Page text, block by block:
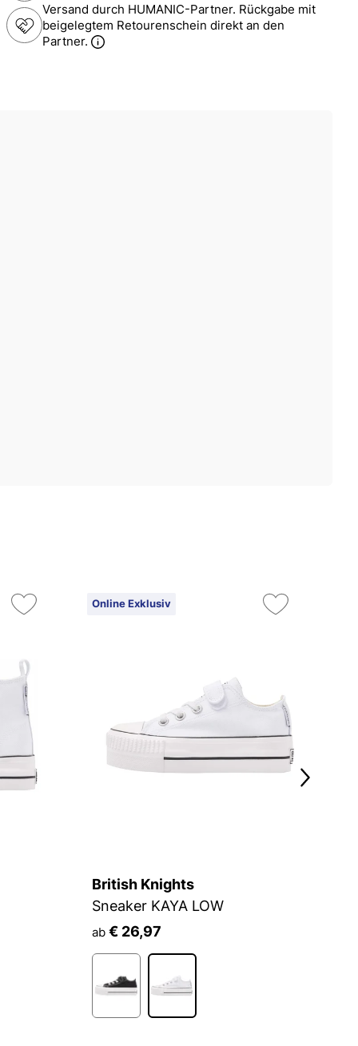
Versand durch HUMANIC-Partner. Rückgabe mit
beigelegtem Retourenschein direkt an den
Partner.
Online Exklusiv
British Knights
Sneaker KAYA LOW
ab € 26,97